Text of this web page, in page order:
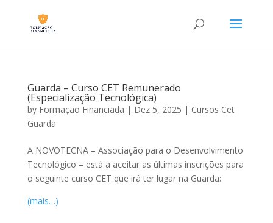
Guarda – Curso CET Remunerado
(Especialização Tecnológica)
by Formação Financiada | Dez 5, 2025 | Cursos Cet
Guarda
A NOVOTECNA – Associação para o Desenvolvimento
Tecnológico – está a aceitar as últimas inscrições para
o seguinte curso CET que irá ter lugar na Guarda:
(mais…)